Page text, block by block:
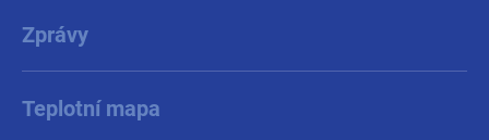
Zprávy
Teplotní mapa